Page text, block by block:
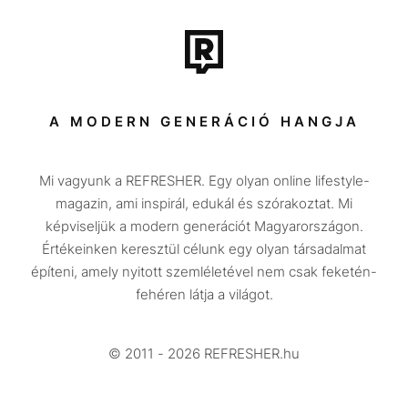
Tech-Tudomány
Sport
Társadalom
Utazás
Életmód
Design
Beszélgetések
Videó
A MODERN GENERÁCIÓ HANGJA
Mi vagyunk a REFRESHER. Egy olyan online lifestyle-
magazin, ami inspirál, edukál és szórakoztat. Mi
képviseljük a modern generációt Magyarországon.
Értékeinken keresztül célunk egy olyan társadalmat
építeni, amely nyitott szemléletével nem csak feketén-
fehéren látja a világot.
© 2011 - 2026 REFRESHER.hu